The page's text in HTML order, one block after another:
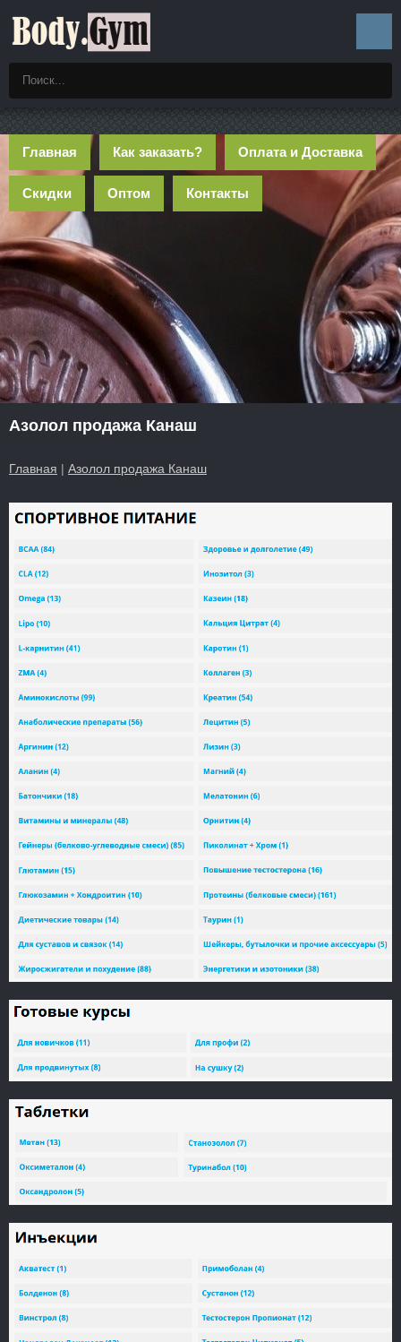
Главная Как заказать? Оплата и Доставка
Скидки Оптом Контакты
Азолол продажа Канаш
Главная | Азолол продажа Канаш